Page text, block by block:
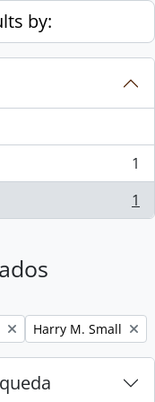
by:
1
1
Remove filter:
Harry M. Small